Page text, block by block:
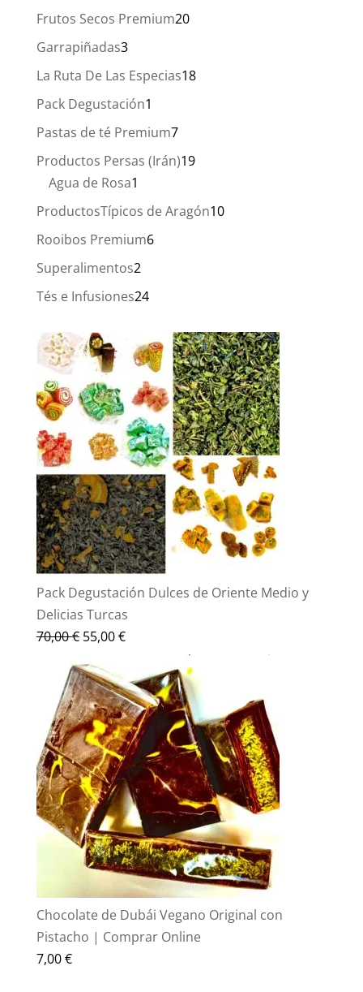
productos
Frutos Secos Premium2020
Garrapiñadas33
productos
La Ruta De Las Especias1818
Pack Degustación1
producto
Pastas de té Premium77
productos
Productos Persas (Irán)1919
Agua de Rosa1
producto
ProductosTípicos de Aragón1010
Rooibos Premium66
Superalimentos22
productos
Tés e Infusiones2424
Pack Degustación Dulces de Oriente Medio y
Delicias Turcas
70,00€ El
original
era:
70,00 €.
55,00€El
actual
es:
55,00 €.
Chocolate de Dubái Vegano Original con
Pistacho | Comprar Online
7,00€